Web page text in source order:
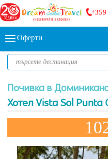
+359
Оферти
Почивка в
Хотел Vista Sol Punta